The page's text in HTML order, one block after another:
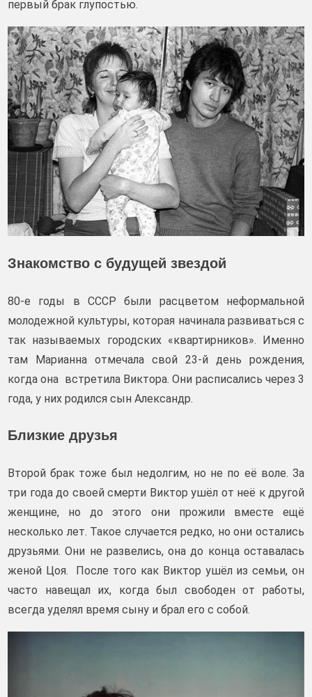
первый брак глупостью.
Знакомство с будущей звездой
80-е годы в СССР были расцветом неформальной
молодежной культуры, которая начинала развиваться с
так называемых городских «квартирников». Именно
там Марианна отмечала свой 23-й день рождения,
когда она встретила Виктора. Они расписались через 3
года, у них родился сын Александр.
Близкие друзья
Второй брак тоже был недолгим, но не по её воле. За
три года до своей смерти Виктор ушёл от неё к другой
женщине, но до этого они прожили вместе ещё
несколько лет. Такое случается редко, но они остались
друзьями. Они не развелись, она до конца оставалась
женой Цоя. После того как Виктор ушёл из семьи, он
часто навещал их, когда был свободен от работы,
всегда уделял время сыну и брал его с собой.